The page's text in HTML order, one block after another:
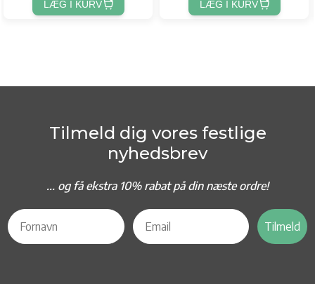
LÆG I KURV LÆG I KURV
Tilmeld dig vores festlige
nyhedsbrev
... og få ekstra 10% rabat på din næste ordre!
Tilmeld